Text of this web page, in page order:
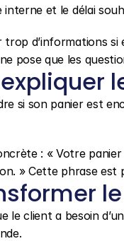
et le délai
trop d’informations
pose que les
si son panier est
: « Votre
» Cette phrase est
le client a besoin